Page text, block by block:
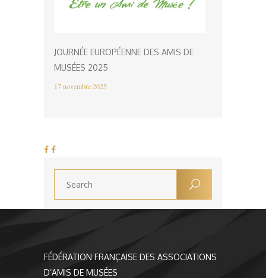
JOURNÉE EUROPÉENNE DES AMIS DE
MUSÉES 2025
17 novembre 2025
FÉDÉRATION FRANÇAISE DES ASSOCIATIONS
D’AMIS DE MUSÉES